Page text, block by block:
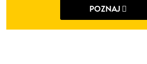
POZNAJ